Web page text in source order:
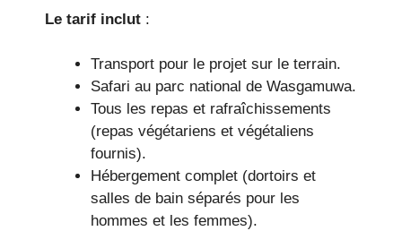
Le tarif inclut :
Transport pour le projet sur le terrain.
Safari au parc national de Wasgamuwa.
Tous les repas et rafraîchissements
(repas végétariens et végétaliens
fournis).
Hébergement complet (dortoirs et
salles de bain séparés pour les
hommes et les femmes).